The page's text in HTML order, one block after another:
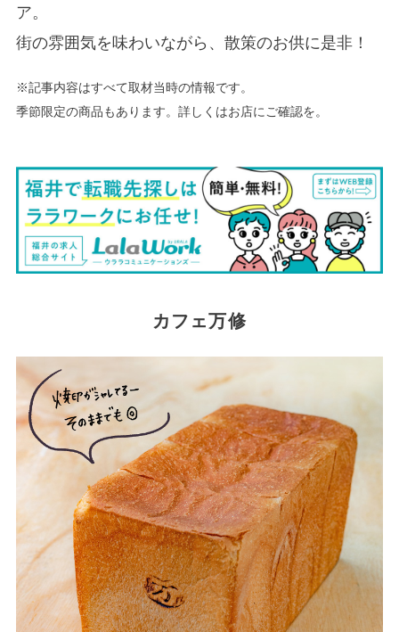
ア。
街の雰囲気を味わいながら、散策のお供に是非！
※記事内容はすべて取材当時の情報です。
季節限定の商品もあります。詳しくはお店にご確認を。
カフェ万修